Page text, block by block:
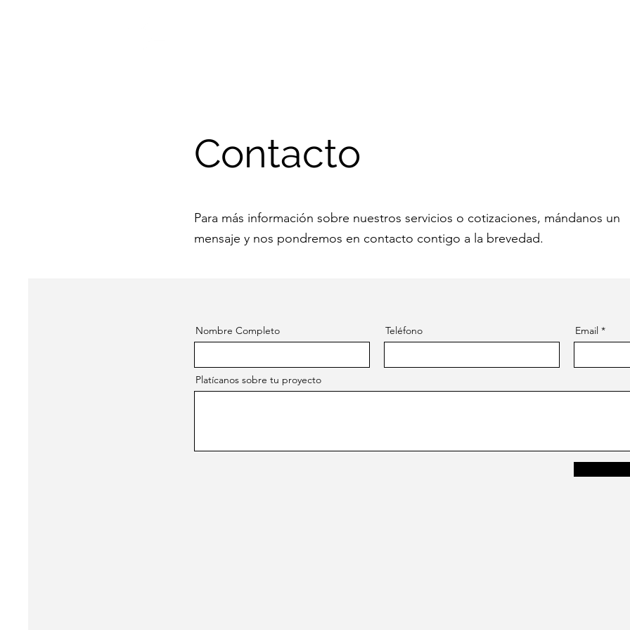
Contacto
Para más información sobre nuestros servicios o cotizaciones, mándanos un
mensaje y nos pondremos en contacto contigo a la brevedad.
Nombre Completo Teléfono Email
Platícanos sobre tu proyecto